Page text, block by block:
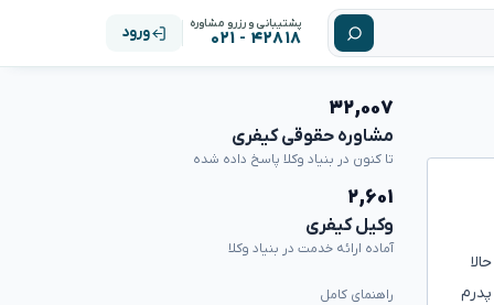
پشتیبانی و رزرو مشاوره
۴۲۸۱۸ - ۰۲۱ ورود
۳۲,۰۰۷
مشاوره حقوقی کیفری
تا کنون در بنیاد وکلا پاسخ داده شده
۲,۶۰۱
وکیل کیفری
آماده ارائه خدمت در بنیاد وکلا
راهنمای کامل